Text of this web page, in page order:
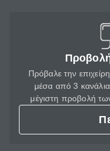
Πρόβαλε την
μέσα από 3 κανάλια
μέγιστη προβολή